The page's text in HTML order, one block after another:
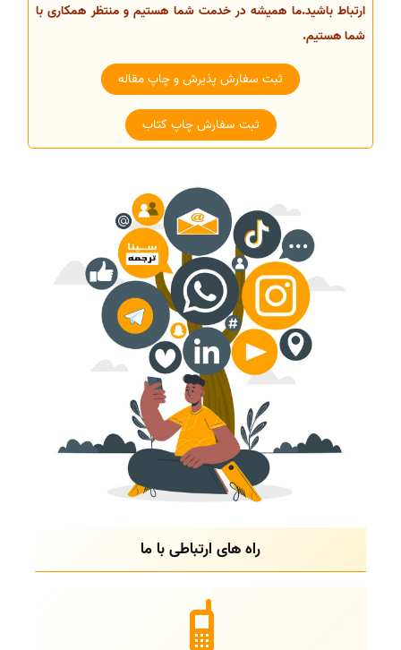
ارتباط باشید.ما همیشه در خدمت شما هستیم و منتظر همکاری با
شما هستیم.
ثبت سفارش پذیرش و چاپ مقاله
ثبت سفارش چاپ کتاب
راه های ارتباطی با ما